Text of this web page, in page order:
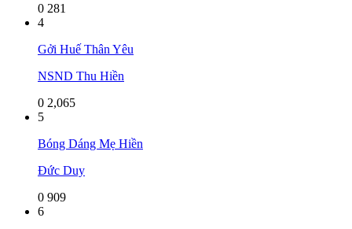
0 281
4
Gởi Huế Thân Yêu
NSND Thu Hiền
0 2,065
5
Bóng Dáng Mẹ Hiền
Đức Duy
0 909
6